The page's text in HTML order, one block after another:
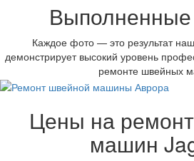
Каждое фото — это результат
демонстрирует высокий уровень
ремонте швейных
Цены на
машин